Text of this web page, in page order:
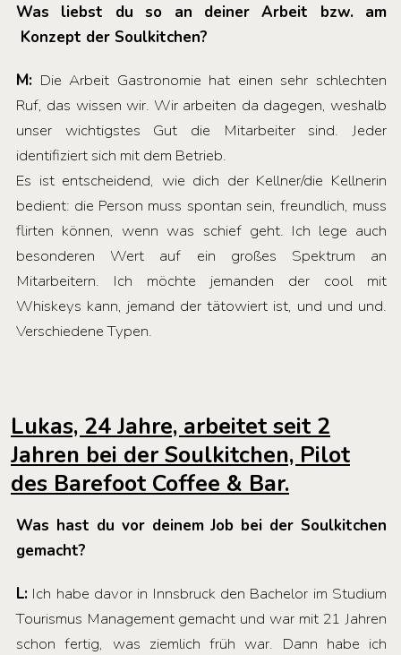
Was liebst du so an deiner Arbeit bzw. am
Konzept der Soulkitchen?
M: Die Arbeit Gastronomie hat einen sehr schlechten
Ruf, das wissen wir. Wir arbeiten da dagegen, weshalb
unser wichtigstes Gut die Mitarbeiter sind. Jeder
identifiziert sich mit dem Betrieb.
Es ist entscheidend, wie dich der Kellner/die Kellnerin
bedient: die Person muss spontan sein, freundlich, muss
flirten können, wenn was schief geht. Ich lege auch
besonderen Wert auf ein großes Spektrum an
Mitarbeitern. Ich möchte jemanden der cool mit
Whiskeys kann, jemand der tätowiert ist, und und und.
Verschiedene Typen.
Lukas, 24 Jahre, arbeitet seit 2
Jahren bei der Soulkitchen, Pilot
des Barefoot Coffee & Bar.
Was hast du vor deinem Job bei der Soulkitchen
gemacht?
L: Ich habe davor in Innsbruck den Bachelor im Studium
Tourismus Management gemacht und war mit 21 Jahren
schon fertig, was ziemlich früh war. Dann habe ich